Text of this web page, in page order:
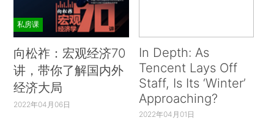
私房课
向松祚：宏观经济70
讲，带你了解国内外
经济大局
2022年04月06日
In Depth: As
Tencent Lays Off
Staff, Is Its ‘Winter’
Approaching?
2022年04月01日